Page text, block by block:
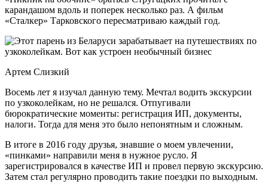
карандашом вдоль и поперек несколько раз. А фильм
«Сталкер» Тарковского пересматриваю каждый год.
Артем Слизкий
Восемь лет я изучал данную тему. Мечтал водить экскурсии
по узкоколейкам, но не решался. Отпугивали
бюрократические моменты: регистрация ИП, документы,
налоги. Тогда для меня это было непонятным и сложным.
В итоге в 2016 году друзья, знавшие о моем увлечении,
«пинками» направили меня в нужное русло. Я
зарегистрировался в качестве ИП и провел первую экскурсию.
Затем стал регулярно проводить такие поездки по выходным.